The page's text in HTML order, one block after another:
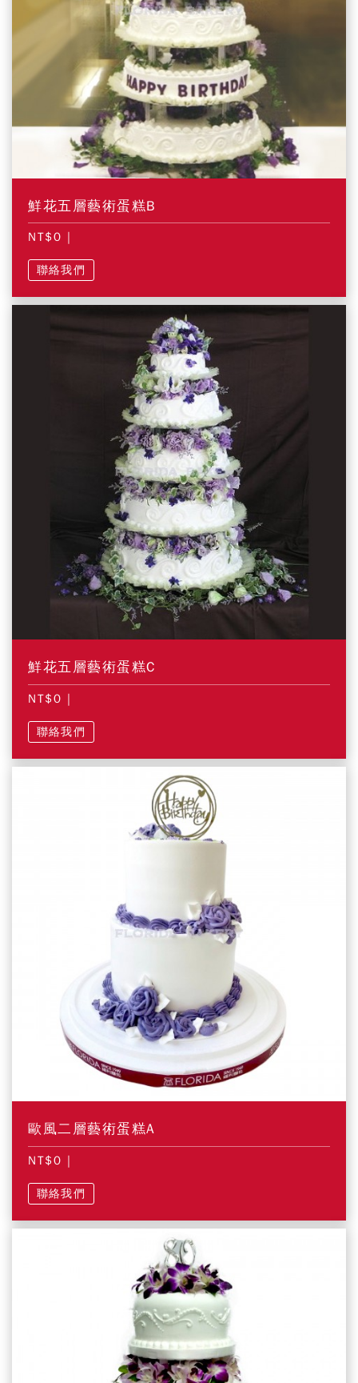
鮮花五層藝術蛋糕B
NT$0
聯絡我們
鮮花五層藝術蛋糕C
NT$0 |
聯絡我們
歐風二層藝術蛋糕A
NT$0 |
聯絡我們